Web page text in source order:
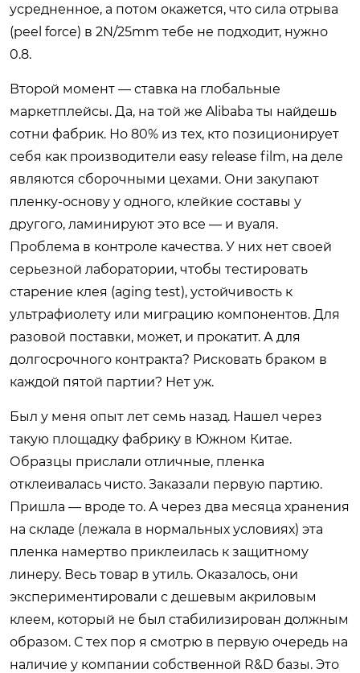
усредненное, а потом окажется, что сила отрыва
(peel force) в 2N/25mm тебе не подходит, нужно
0.8.
Второй момент — ставка на глобальные
маркетплейсы. Да, на той же Alibaba ты найдешь
сотни фабрик. Но 80% из тех, кто позиционирует
себя как производители easy release film, на деле
являются сборочными цехами. Они закупают
пленку-основу у одного, клейкие составы у
другого, ламинируют это все — и вуаля.
Проблема в контроле качества. У них нет своей
серьезной лаборатории, чтобы тестировать
старение клея (aging test), устойчивость к
ультрафиолету или миграцию компонентов. Для
разовой поставки, может, и прокатит. А для
долгосрочного контракта? Рисковать браком в
каждой пятой партии? Нет уж.
Был у меня опыт лет семь назад. Нашел через
такую площадку фабрику в Южном Китае.
Образцы прислали отличные, пленка
отклеивалась чисто. Заказали первую партию.
Пришла — вроде то. А через два месяца хранения
на складе (лежала в нормальных условиях) эта
пленка намертво приклеилась к защитному
линеру. Весь товар в утиль. Оказалось, они
экспериментировали с дешевым акриловым
клеем, который не был стабилизирован должным
образом. С тех пор я смотрю в первую очередь на
наличие у компании собственной R&D базы. Это